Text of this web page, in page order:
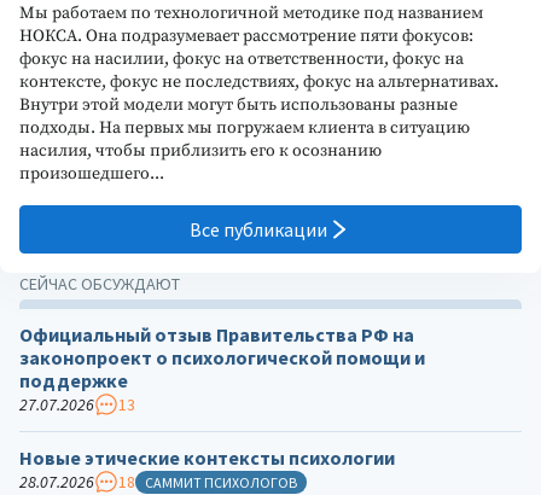
Мы работаем по технологичной методике под названием
НОКСА. Она подразумевает рассмотрение пяти фокусов:
фокус на насилии, фокус на ответственности, фокус на
контексте, фокус не последствиях, фокус на альтернативах.
Внутри этой модели могут быть использованы разные
подходы. На первых мы погружаем клиента в ситуацию
насилия, чтобы приблизить его к осознанию
произошедшего...
Все публикации
СЕЙЧАС ОБСУЖДАЮТ
Официальный отзыв Правительства РФ на
законопроект о психологической помощи и
поддержке
27.07.2026 13
Новые этические контексты психологии
28.07.2026 18 САММИТ ПСИХОЛОГОВ